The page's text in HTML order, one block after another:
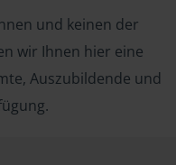
und keinen der
wir Ihnen hier eine
Auszubildende und